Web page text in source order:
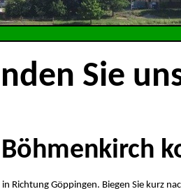
Sie
Richtung Göppingen. Biegen Sie kurz